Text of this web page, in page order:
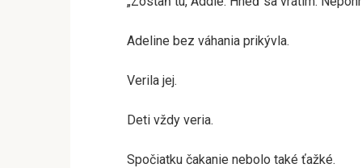
Adeline bez váhania prikývla.
Verila jej.
Deti vždy veria.
Spočiatku čakanie nebolo také ťažké.